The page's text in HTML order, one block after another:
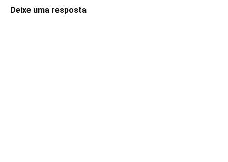
Deixe uma resposta